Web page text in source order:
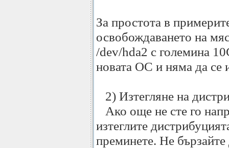
За простота в
освобождаването на
/dev/hda2 с големина
новата ОС и няма да се
2) Изтегляне на
Ако още не сте го
изтеглите
преминете. Не